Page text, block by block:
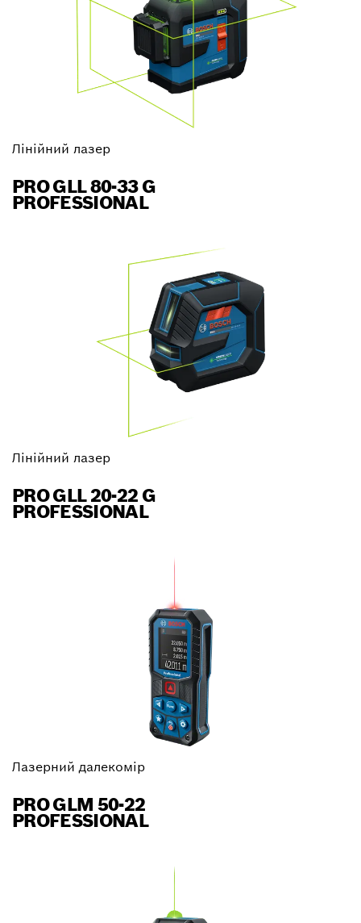
Лінійний лазер
PRO GLL 80-33 G
PROFESSIONAL
Лінійний лазер
PRO GLL 20-22 G
PROFESSIONAL
Лазерний далекомір
PRO GLM 50-22
PROFESSIONAL